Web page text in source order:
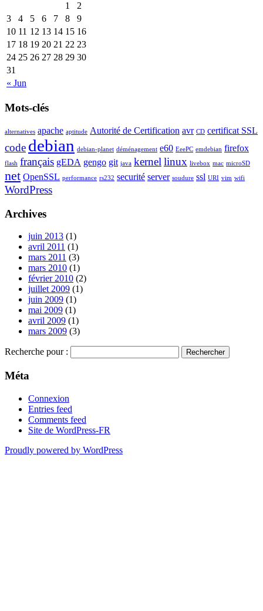
« Jun
1
2
3
4 5 6 7 8
9
10 11 12 13 14 15 16
17 18 19 20 21 22 23
24 25 26 27 28 29 30
31
Mots-clés
alternatives apache aptitude Autorité de Certification avr CD certificat SSL
code debian debian-planet déménagement e60 EeePC emdebian firefox
flash français gEDA gengo git java kernel linux livebox mac microSD
net OpenSSL performance rs232 securité server soudure ssl URI vim wifi
WordPress
Archives
juin 2013 (1)
avril 2011 (1)
mars 2011 (3)
mars 2010 (1)
février 2010 (2)
juillet 2009 (1)
juin 2009 (1)
mai 2009 (1)
avril 2009 (1)
mars 2009 (3)
Recherche pour :
Méta
Connexion
Entries feed
Comments feed
Site de WordPress-FR
Proudly powered by WordPress